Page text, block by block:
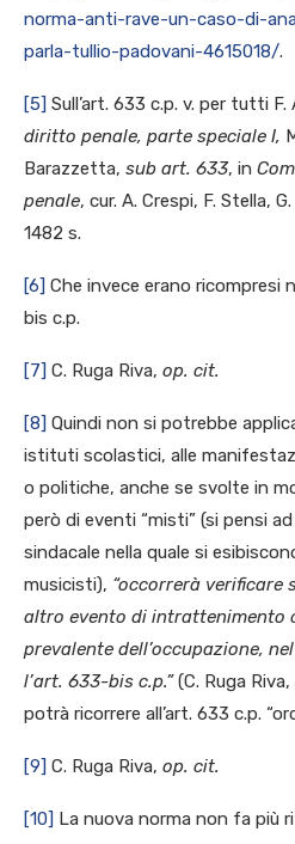
norma-anti-rave-un-caso-di-
parla-tullio-padovani-4615018/.
[5] Sull’art. 633 c.p. v. per tutti F.
diritto penale, parte speciale I,
Barazzetta, sub art. 633, in
penale, cur. A. Crespi, F. Stella,
1482 s.
[6] Che invece erano ricompresi
bis c.p.
[7] C. Ruga Riva, op. cit.
[8] Quindi non si potrebbe
istituti scolastici, alle
o politiche, anche se svolte in
però di eventi “misti” (si pensi
sindacale nella quale si
musicisti), “occorrerà verificare
altro evento di intrattenimento
prevalente dell’occupazione,
l’art. 633-bis c.p.”(C. Ruga Riva,
potrà ricorrere all’art. 633 c.p.
[9] C. Ruga Riva, op. cit.
[10] La nuova norma non fa più